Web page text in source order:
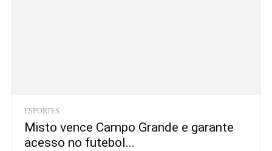
ESPORTES
Misto vence Campo Grande e garante
acesso no futebol...